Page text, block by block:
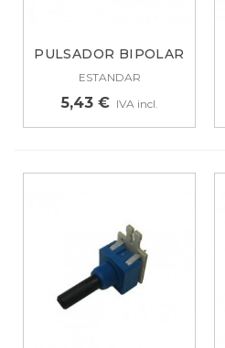
PULSADOR BIPOLAR
VERDE 4...
ESTANDAR
5,43 € IVA incl.